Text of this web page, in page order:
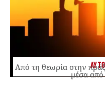
Από τη θεωρία στην
μέσα